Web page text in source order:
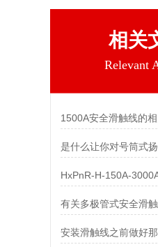
相关
Relevant
是什么让你对号筒式
有关多极管式安全滑
安装滑触线之前做好